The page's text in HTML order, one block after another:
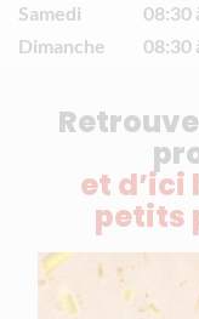
Samedi
08:30
Dimanche
08:30
et d’ici
petits